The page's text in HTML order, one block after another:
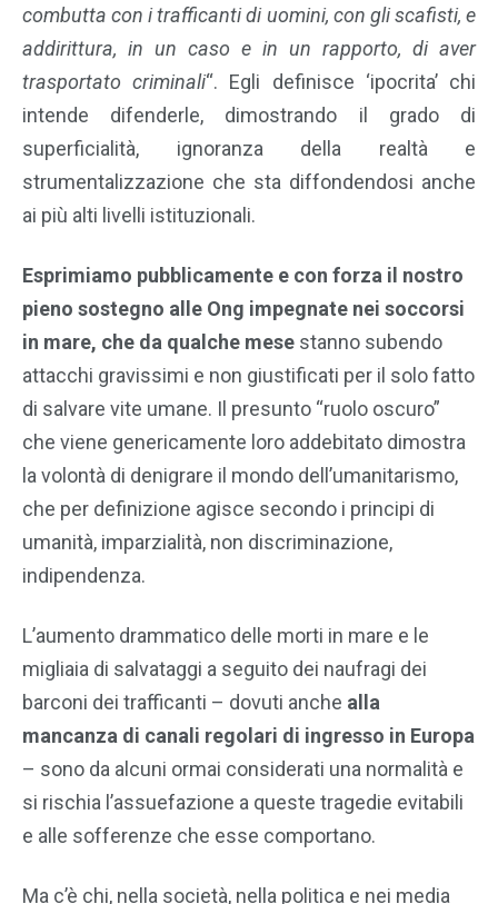
combutta con i trafficanti di uomini, con gli scafisti, e
addirittura, in un caso e in un rapporto, di aver
trasportato criminali“. Egli definisce ‘ipocrita’ chi
intende difenderle, dimostrando il grado di
superficialità, ignoranza della realtà e
strumentalizzazione che sta diffondendosi anche
ai più alti livelli istituzionali.
Esprimiamo pubblicamente e con forza il nostro
pieno sostegno alle Ong impegnate nei soccorsi
in mare, che da qualche mese stanno subendo
attacchi gravissimi e non giustificati per il solo fatto
di salvare vite umane. Il presunto “ruolo oscuro”
che viene genericamente loro addebitato dimostra
la volontà di denigrare il mondo dell’umanitarismo,
che per definizione agisce secondo i principi di
umanità, imparzialità, non discriminazione,
indipendenza.
L’aumento drammatico delle morti in mare e le
migliaia di salvataggi a seguito dei naufragi dei
barconi dei trafficanti – dovuti anche alla
mancanza di canali regolari di ingresso in Europa
– sono da alcuni ormai considerati una normalità e
si rischia l’assuefazione a queste tragedie evitabili
e alle sofferenze che esse comportano.
Ma c’è chi, nella società, nella politica e nei media